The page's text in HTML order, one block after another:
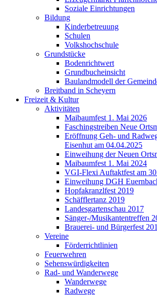
Soziale Einrichtungen
Bildung
Kinderbetreuung
Schulen
Volkshochschule
Grundstücke
Bodenrichtwert
Grundbucheinsicht
Baulandmodell der
Breitband in Scheyern
Freizeit & Kultur
Aktivitäten
Maibaumfest 1. Mai 2026
Faschingstreiben Neue
Eröffnung Geh- und
Eisenhut am 04.04.2025
Einweihung der Neuen
Maibaumfest 1. Mai 2024
VGI-Flexi Auftaktfest am
Einweihung DGH
Hopfakranzlfest 2019
Schäfflertanz 2019
Landesgartenschau 2017
Sänger-/Musikantentreffen
Brauerei- und Bürgerfest
Vereine
Förderrichtlinien
Feuerwehren
Sehenswürdigkeiten
Rad- und Wanderwege
Wanderwege
Radwege